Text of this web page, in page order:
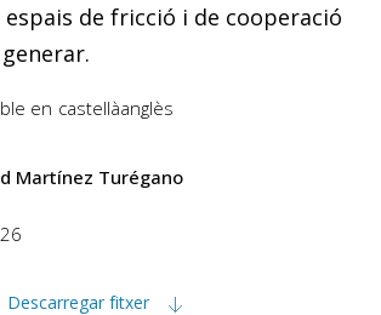
de fricció i de cooperació
en castellàanglès
Martínez Turégano
Descarregar fitxer